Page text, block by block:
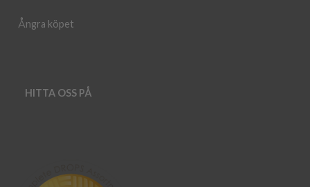
Ångra köpet
HITTA OSS PÅ